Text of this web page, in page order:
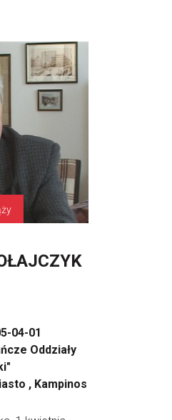
04-01
Oddziały
, Kampinos